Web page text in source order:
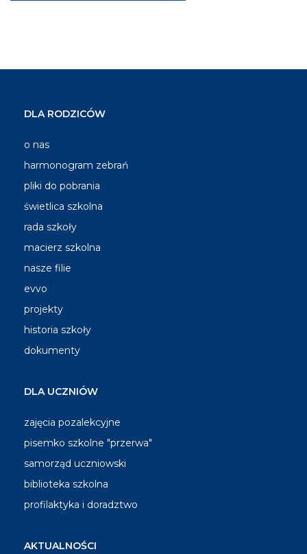
DLA RODZICÓW
o nas
harmonogram zebrań
pliki do pobrania
świetlica szkolna
rada szkoły
macierz szkolna
nasze filie
evvo
projekty
historia szkoły
dokumenty
DLA UCZNIÓW
zajęcia pozalekcyjne
pisemko szkolne "przerwa"
samorząd uczniowski
biblioteka szkolna
profilaktyka i doradztwo
AKTUALNOŚCI